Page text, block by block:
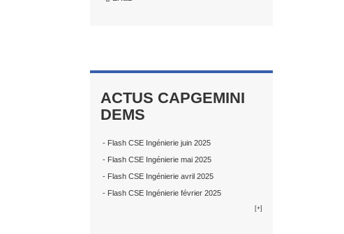
ACTUS CAPGEMINI
DEMS
- Flash CSE Ingénierie juin 2025
- Flash CSE Ingénierie mai 2025
- Flash CSE Ingénierie avril 2025
- Flash CSE Ingénierie février 2025
[+]